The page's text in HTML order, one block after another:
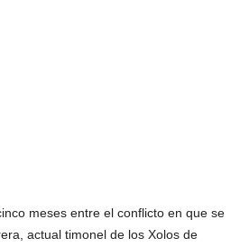
meses entre el conflicto en que se
actual timonel de los Xolos de